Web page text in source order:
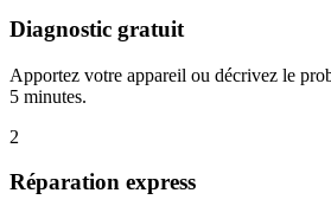
Diagnostic gratuit
Apportez votre appareil ou décrivez le
5 minutes.
2
Réparation express